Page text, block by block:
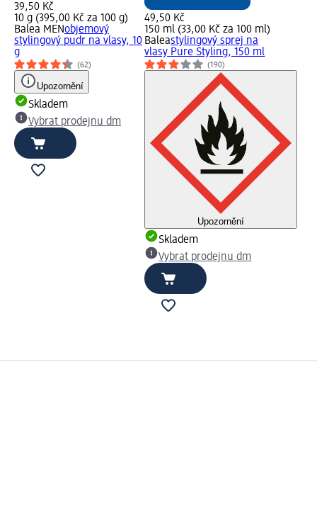
39,50 Kč
10 g (395,00 Kč za 100 g)
Balea MENobjemový
stylingový pudr na vlasy, 10
g
(62)
Upozornění
Skladem
Vybrat prodejnu dm
49,50 Kč
150 ml (33,00 Kč za 100 ml)
Baleastylingový sprej na
vlasy Pure Styling, 150 ml
(190)
Upozornění
Skladem
Vybrat prodejnu dm